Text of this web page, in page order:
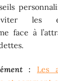
les
face à
:
Les